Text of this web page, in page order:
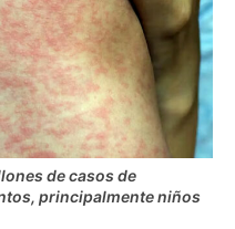
de casos de
principalmente niños